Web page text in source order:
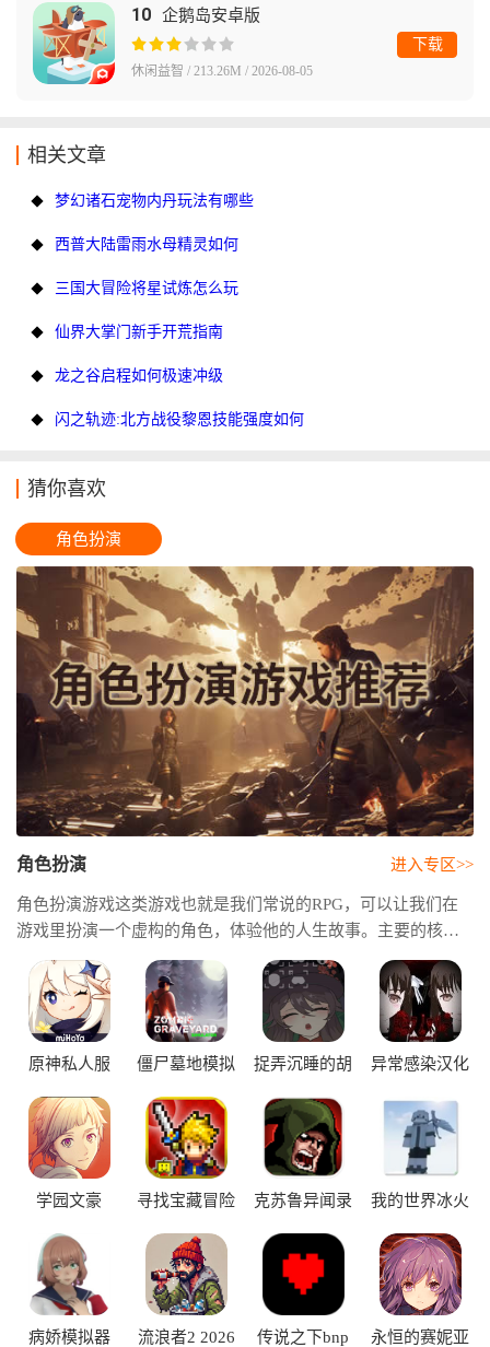
10 企鹅岛安卓版
休闲益智 / 213.26M / 2026-08-05
下载
相关文章
梦幻诸石宠物内丹玩法有哪些
西普大陆雷雨水母精灵如何
三国大冒险将星试炼怎么玩
仙界大掌门新手开荒指南
龙之谷启程如何极速冲级
闪之轨迹:北方战役黎恩技能强度如何
猜你喜欢
角色扮演
角色扮演
角色扮演游戏这类游戏也就是我们常说的RPG，可以让我们在
游戏里扮演一个虚构的角色，体验他的人生故事。主要的核心
玩法就是成长和探索，需要通过完成任务、打败怪物来获得经
验，让自己的角色升级变得更强大。它能让你暂时忘记现实，
在一个充满魔法、冒险和英雄传说的世界里，创造属于自己的
传奇。
进入专区>>
原神私人服
僵尸墓地模拟
捉弄沉睡的胡
异常感染汉化
学园文豪
寻找宝藏冒险
克苏鲁异闻录
我的世界冰火
病娇模拟器
流浪者2 2026
传说之下bnp
永恒的赛妮亚